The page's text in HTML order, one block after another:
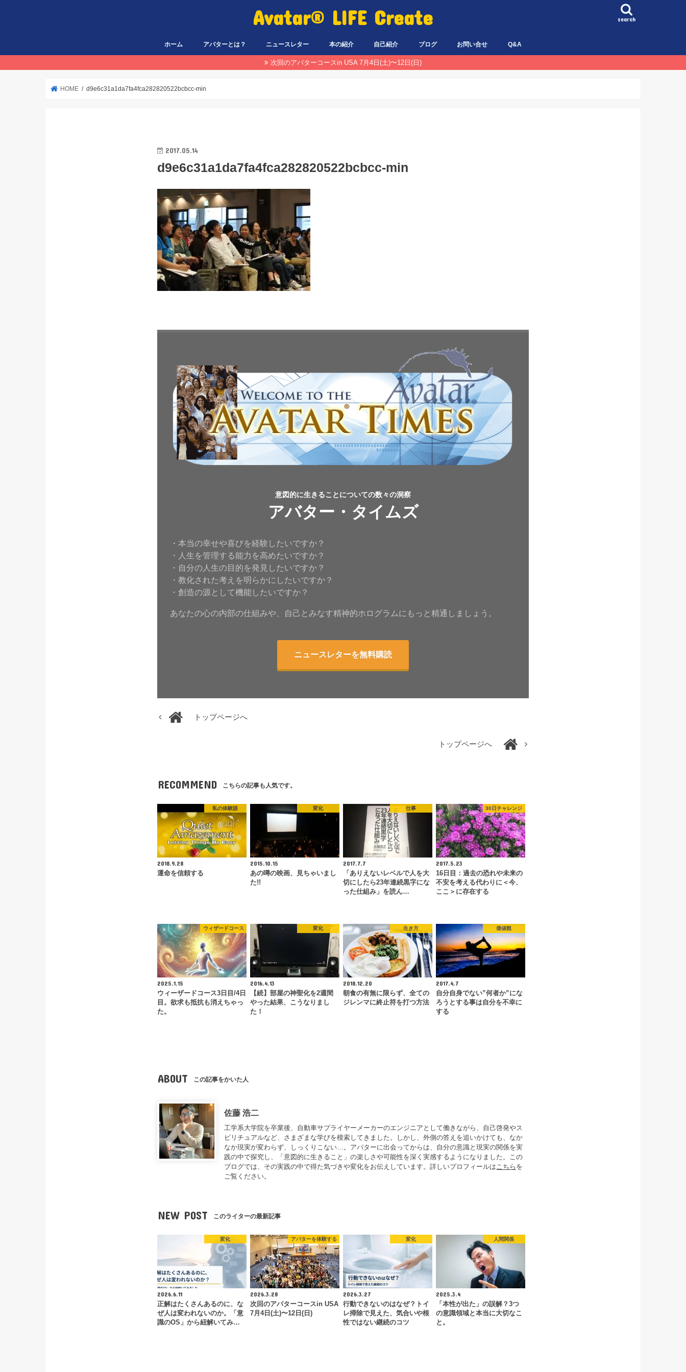
Avatar® LIFE Create search
ホーム アバターとは？ ニュースレター 本の紹介 自己紹介 ブログ お問い合せ Q&A
次回のアバターコースin USA 7月4日(土)〜12日(日)
HOME d9e6c31a1da7fa4fca282820522bcbcc-min
2017.05.14
d9e6c31a1da7fa4fca282820522bcbcc-min
意図的に生きることについての数々の洞察
アバター・タイムズ
・本当の幸せや喜びを経験したいですか？
・人生を管理する能力を高めたいですか？
・自分の人生の目的を発見したいですか？
・教化された考えを明らかにしたいですか？
・創造の源として機能したいですか？
あなたの心の内部の仕組みや、自己とみなす精神的ホログラムにもっと精通しましょう。
ニュースレターを無料購読
トップページへ
トップページへ
RECOMMEND こちらの記事も人気です。
私の体験談
2018.9.28
運命を信頼する
変化
2015.10.15
あの噂の映画、見ちゃいまし
た!!
仕事
2017.7.7
「ありえないレベルで人を大
切にしたら23年連続黒字にな
った仕組み」を読ん…
30日チャレンジ
2017.5.23
16日目：過去の恐れや未来の
不安を考える代わりに＜今、
ここ＞に存在する
ウィザードコース
2025.1.15
ウィーザードコース3日目/4日
目。欲求も抵抗も消えちゃっ
た。
変化
2016.4.13
【続】部屋の神聖化を2週間
やった結果、こうなりまし
た！
生き方
2018.12.20
朝食の有無に限らず、全ての
ジレンマに終止符を打つ方法
価値観
2017.4.7
自分自身でない”何者か”にな
ろうとする事は自分を不幸に
する
ABOUT この記事をかいた人
佐藤 浩二
工学系大学院を卒業後、自動車サプライヤーメーカーのエンジニアとして働きながら、自己啓発やス
ピリチュアルなど、さまざまな学びを模索してきました。しかし、外側の答えを追いかけても、なか
なか現実が変わらず、しっくりこない…。アバターに出会ってからは、自分の意識と現実の関係を実
践の中で探究し、「意図的に生きること」の楽しさや可能性を深く実感するようになりました。この
ブログでは、その実践の中で得た気づきや変化をお伝えしています。詳しいプロフィールは こちら を
ご覧ください。
NEW POST このライターの最新記事
変化
2026.6.11
正解はたくさんあるのに、な
ぜ人は変われないのか。「意
識のOS」から紐解いてみ…
アバターを体験する
2026.3.28
次回のアバターコースin USA
7月4日(土)〜12日(日)
変化
2026.3.27
行動できないのはなぜ？トイ
レ掃除で見えた、気合いや根
性ではない継続のコツ
人間関係
2025.3.4
「本性が出た」の誤解？3つ
の意識領域と本当に大切なこ
と。